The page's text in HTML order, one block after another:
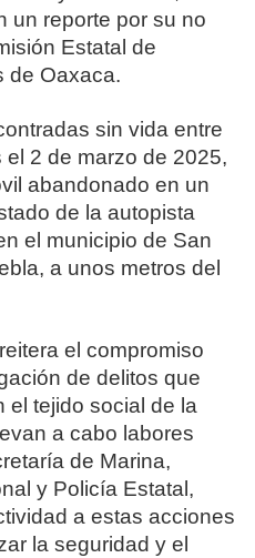
un reporte por su no
Estatal de
de Oaxaca.
sin vida entre
2 de marzo de 2025,
abandonado en un
de la autopista
el municipio de San
a unos metros del
el compromiso
de delitos que
el tejido social de la
a cabo labores
de Marina,
y Policía Estatal,
a estas acciones
la seguridad y el